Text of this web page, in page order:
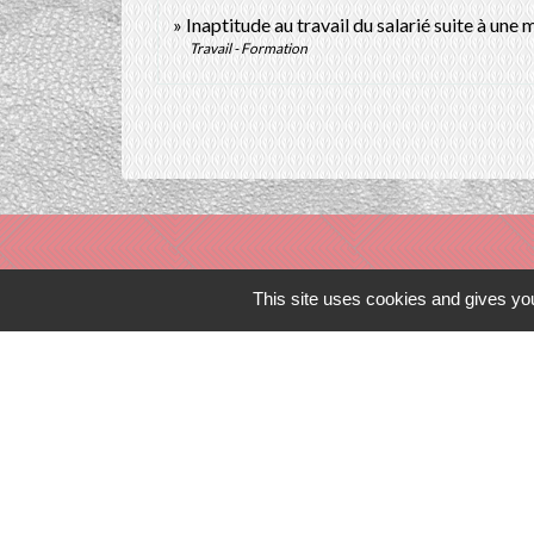
Inaptitude au travail du salarié suite à une
Travail - Formation
This site uses cookies and gives